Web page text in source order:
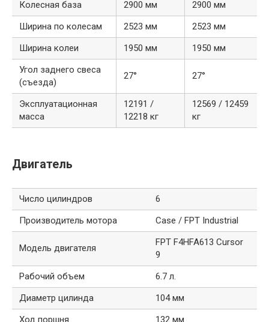
Колесная база
2900 мм
2900 мм
Ширина по колесам
2523 мм
2523 мм
Ширина колеи
1950 мм
1950 мм
Угол заднего свеса
(съезда)
27° 27°
Эксплуатационная
масса
12191 /
12218 кг
12569 / 12459
кг
Двигатель
Число цилиндров
6
Производитель мотора
Case / FPT Industrial
Модель двигателя
FPT F4HFA613 Cursor
9
Рабочий объем
6.7 л.
Диаметр цилинда
104 мм